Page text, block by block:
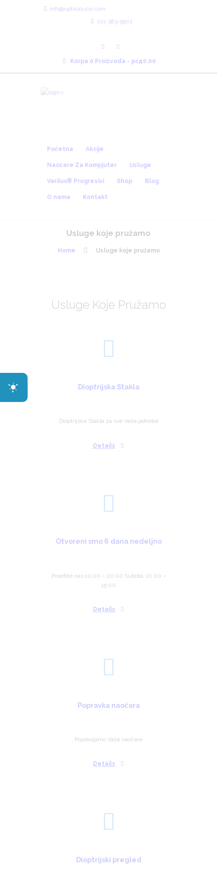
info@optikalucic.com
011-383-5902
Korpa 0 Proizvoda - рсд0.00
Početna Akcije
Naočare Za Kompjuter Usluge
Varilux® Progresivi Shop Blog
O nama Kontakt
Usluge koje pružamo
Home Usluge koje pružamo
Usluge Koje Pružamo
Dioptrijska Stakla
Dioptrijska Stakla za sve Vaše potrebe
Details
Otvoreni smo 6 dana nedeljno
Posetite nas 10:00 – 20:00 Subota: 10:00 –
15:00
Details
Popravka naočara
Popravljamo Vaše naočare
Details
Dioptrijski pregled